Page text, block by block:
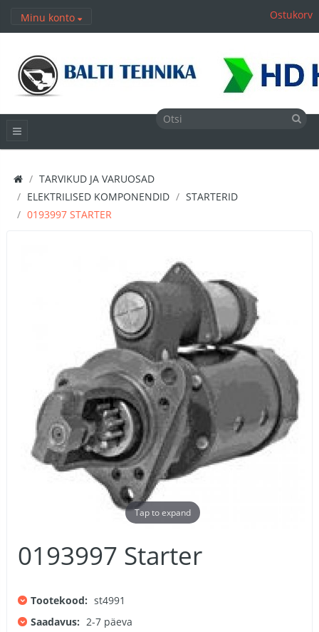
Minu konto Ostukorv
TARVIKUD JA VARUOSAD
ELEKTRILISED KOMPONENDID
STARTERID
0193997 STARTER
Tap to expand
0193997 Starter
Tootekood: st4991
Saadavus: 2-7 päeva